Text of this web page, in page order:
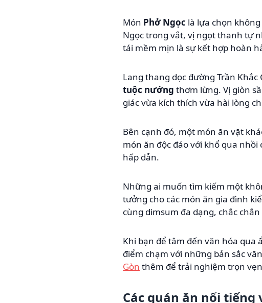
Món Phở Ngọc là lựa chọn
Ngọc trong vắt, vị ngọt thanh tự
tái mềm mịn là sự kết hợp hoàn
Lang thang dọc đường Trần
tuộc nướng thơm lừng. Vị giòn
giác vừa kích thích vừa hài lòng
Bên cạnh đó, một món ăn vặt
món ăn độc đáo với khổ qua
hấp dẫn.
Những ai muốn tìm kiếm một
tưởng cho các món ăn gia đình
cùng dimsum đa dạng, chắc
Khi bạn để tâm đến văn hóa qua
điểm chạm với những bản sắc
Gòn thêm để trải nghiệm trọn
Các quán ăn nổi tiếng